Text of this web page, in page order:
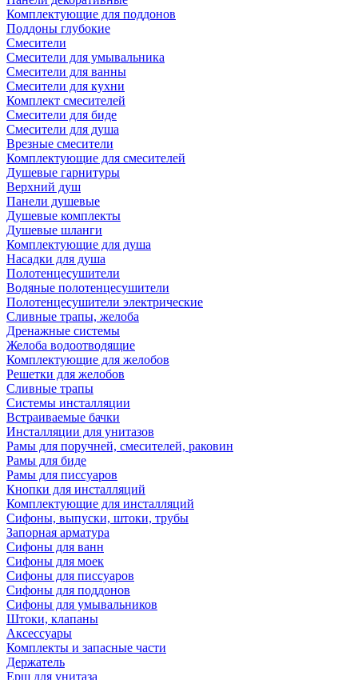
Комплектующие для поддонов
Поддоны глубокие
Смесители
Смесители для умывальника
Смесители для ванны
Смесители для кухни
Комплект смесителей
Смесители для биде
Смесители для душа
Врезные смесители
Комплектующие для смесителей
Душевые гарнитуры
Верхний душ
Панели душевые
Душевые комплекты
Душевые шланги
Комплектующие для душа
Насадки для душа
Полотенцесушители
Водяные полотенцесушители
Полотенцесушители электрические
Сливные трапы, желоба
Дренажные системы
Желоба водоотводящие
Комплектующие для желобов
Решетки для желобов
Сливные трапы
Системы инсталляции
Встраиваемые бачки
Инсталляции для унитазов
Рамы для поручней, смесителей, раковин
Рамы для биде
Рамы для писсуаров
Кнопки для инсталляций
Комплектующие для инсталляций
Сифоны, выпуски, штоки, трубы
Запорная арматура
Сифоны для ванн
Сифоны для моек
Сифоны для писсуаров
Сифоны для поддонов
Сифоны для умывальников
Штоки, клапаны
Аксессуары
Комплекты и запасные части
Держатель
Ерш для унитаза